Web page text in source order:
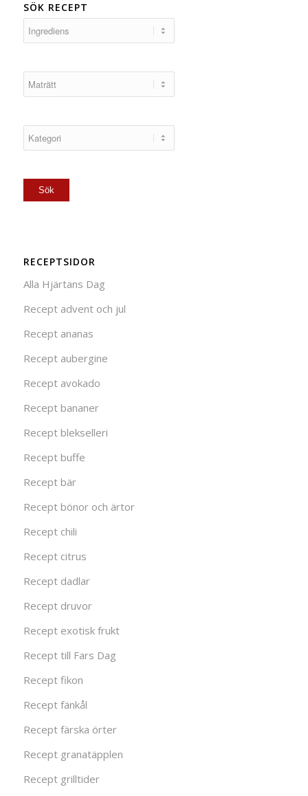
SÖK RECEPT
RECEPTSIDOR
Alla Hjärtans Dag
Recept advent och jul
Recept ananas
Recept aubergine
Recept avokado
Recept bananer
Recept blekselleri
Recept buffe
Recept bär
Recept bönor och ärtor
Recept chili
Recept citrus
Recept dadlar
Recept druvor
Recept exotisk frukt
Recept till Fars Dag
Recept fikon
Recept fänkål
Recept färska örter
Recept granatäpplen
Recept grilltider